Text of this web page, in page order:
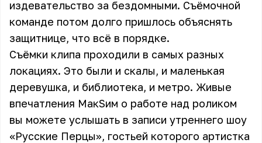
издевательство за бездомными. Съёмочной
команде потом долго пришлось объяснять
защитнице, что всё в порядке.
Съёмки клипа проходили в самых разных
локациях. Это были и скалы, и маленькая
деревушка, и библиотека, и метро. Живые
впечатления МакSим о работе над роликом
вы можете услышать в записи утреннего шоу
«Русские Перцы», гостьей которого артистка